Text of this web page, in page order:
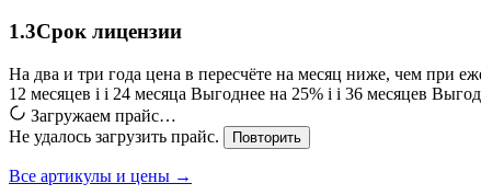
1.3Срок лицензии
На два и три года цена в пересчёте на месяц ниже, чем при
12 месяцев i i 24 месяца Выгоднее на 25% i i 36 месяцев
Загружаем прайс…
Не удалось загрузить прайс.
Повторить
Все артикулы и цены →